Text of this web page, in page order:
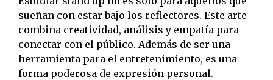
sueñan con estar bajo los reflectores. Este arte
combina creatividad, análisis y empatía para
conectar con el público. Además de ser una
herramienta para el entretenimiento, es una
forma poderosa de expresión personal.